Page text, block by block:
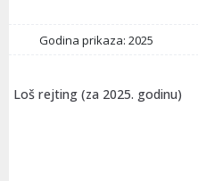
Godina prikaza: 2025
Loš rejting (za 2025. godinu)